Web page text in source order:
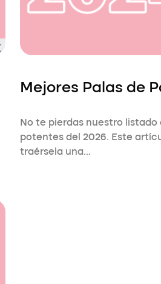
Mejores Palas de
No te pierdas nuestro listado
potentes del 2026. Este
traérsela una…